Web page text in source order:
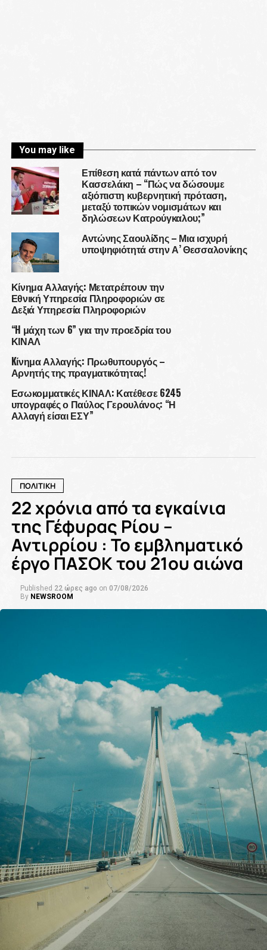
You may like
Επίθεση κατά πάντων από τον
Κασσελάκη – “Πώς να δώσουμε
αξιόπιστη κυβερνητική πρόταση,
μεταξύ τοπικών νομισμάτων και
δηλώσεων Κατρούγκαλου;”
Αντώνης Σαουλίδης – Μια ισχυρή
υποψηφιότητά στην Α’ Θεσσαλονίκης
Κίνημα Αλλαγής: Μετατρέπουν την
Εθνική Υπηρεσία Πληροφοριών σε
Δεξιά Υπηρεσία Πληροφοριών
“H μάχη των 6” για την προεδρία του
ΚΙΝΑΛ
Kίνημα Αλλαγής: Πρωθυπουργός –
Αρνητής της πραγματικότητας!
Εσωκομματικές ΚΙΝΑΛ: Κατέθεσε 6245
υπογραφές ο Παύλος Γερουλάνος: “Η
Αλλαγή είσαι ΕΣΥ”
ΠΟΛΙΤΙΚΗ
22 χρόνια από τα εγκαίνια
της Γέφυρας Ρίου –
Αντιρρίου : Το εμβληματικό
έργο ΠΑΣΟΚ του 21ου αιώνα
Published 22 ώρες ago on 07/08/2026
By NEWSROOM